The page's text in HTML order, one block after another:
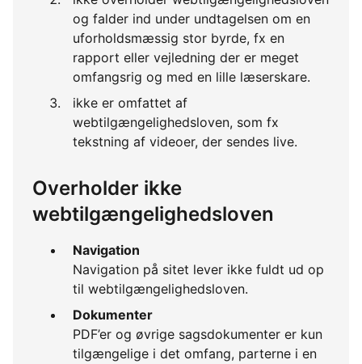
og falder ind under undtagelsen om en
uforholdsmæssig stor byrde, fx en
rapport eller vejledning der er meget
omfangsrig og med en lille læserskare.
ikke er omfattet af
webtilgængelighedsloven, som fx
tekstning af videoer, der sendes live.
Overholder ikke
webtilgængelighedsloven
Navigation
Navigation på sitet lever ikke fuldt ud op
til webtilgængelighedsloven.
Dokumenter
PDF’er og øvrige sagsdokumenter er kun
tilgængelige i det omfang, parterne i en